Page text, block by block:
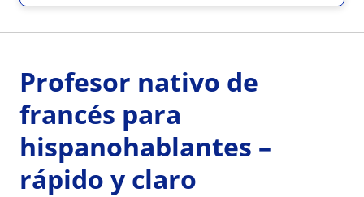
Profesor nativo de
francés para
hispanohablantes –
rápido y claro